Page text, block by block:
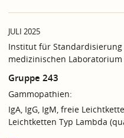
JULI 2025
Institut für
medizinischen Laboratorium
Gruppe 243
Gammopathien:
IgA, IgG, IgM, freie
Leichtketten Typ Lambda